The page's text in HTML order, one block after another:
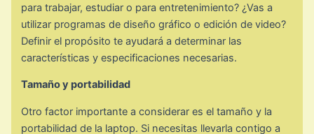
para trabajar, estudiar o para entretenimiento? ¿Vas a
utilizar programas de diseño gráfico o edición de video?
Definir el propósito te ayudará a determinar las
características y especificaciones necesarias.
Tamaño y portabilidad
Otro factor importante a considerar es el tamaño y la
portabilidad de la laptop. Si necesitas llevarla contigo a